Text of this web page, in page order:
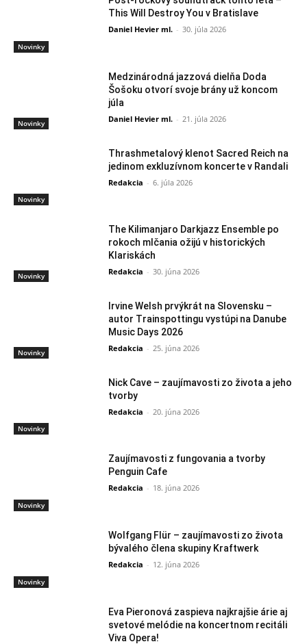
Novinky
This Will Destroy You v Bratislave
Daniel Hevier ml. - 30. júla 2026
Novinky
Medzinárodná jazzová dielňa Doda
Šošoku otvorí svoje brány už koncom
júla
Daniel Hevier ml. - 21. júla 2026
Novinky
Thrashmetalový klenot Sacred Reich na
jedinom exkluzívnom koncerte v Randali
Redakcia - 6. júla 2026
Novinky
The Kilimanjaro Darkjazz Ensemble po
rokoch mlčania ožijú v historických
Klariskách
Redakcia - 30. júna 2026
Novinky
Irvine Welsh prvýkrát na Slovensku –
autor Trainspottingu vystúpi na Danube
Music Days 2026
Redakcia - 25. júna 2026
Novinky
Nick Cave – zaujímavosti zo života a jeho
tvorby
Redakcia - 20. júna 2026
Novinky
Zaujímavosti z fungovania a tvorby
Penguin Cafe
Redakcia - 18. júna 2026
Novinky
Wolfgang Flür – zaujímavosti zo života
bývalého člena skupiny Kraftwerk
Redakcia - 12. júna 2026
Eva Pieronová zaspieva najkrajšie árie aj
svetové melódie na koncertnom recitáli
Viva Opera!